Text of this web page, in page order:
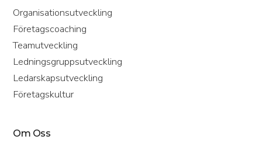
Organisationsutveckling
Företagscoaching
Teamutveckling
Ledningsgruppsutveckling
Ledarskapsutveckling
Företagskultur
Om Oss